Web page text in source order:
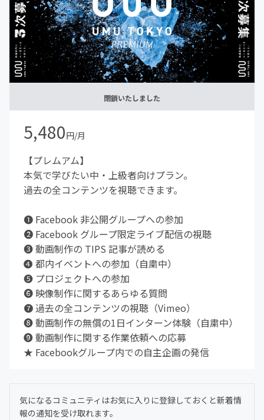
閉鎖いたしました
5,480円/月
【プレムアム】
本気で学びたい中・上級者向けプラン。
過去の全コンテンツを視聴できます。
❶ Facebook 非公開グループへの参加
❷ Facebook グループ限定ライブ配信の視聴
❸ 動画制作の TIPS 記事が読める
❹ 都内イベントへの参加（自粛中）
❺ プロジェクトへの参加
❻ 映像制作に関するあらゆる質問
❼ 過去の全コンテンツの視聴（Vimeo）
❽ 動画制作の無償の1日インターン体験（自粛中）
❾ 動画制作に関する作業依頼への応募
★ Facebookグループ内での自主企画の発信
気になるコミュニティはお気に入りに登録しておくと新着情
報の通知を受け取れます。